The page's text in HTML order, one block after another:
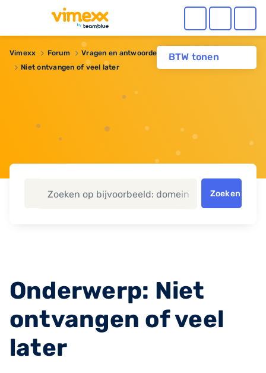
BTW tonen
Vimexx Forum Vragen en antwoorden
Webhosting
Niet ontvangen of veel later
Zoeken
Onderwerp: Niet
ontvangen of veel
later